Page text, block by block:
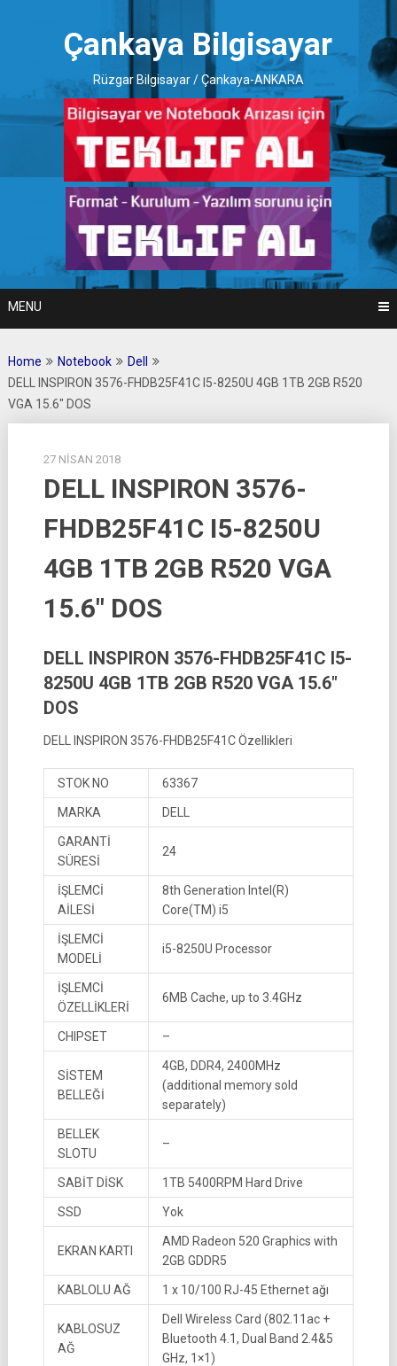
Çankaya Bilgisayar
Rüzgar Bilgisayar / Çankaya-ANKARA
MENU
Home Notebook
Dell
DELL INSPIRON 3576-FHDB25F41C I5-8250U 4GB 1TB 2GB R520
VGA 15.6″ DOS
27 NISAN 2018
DELL INSPIRON 3576-
FHDB25F41C I5-8250U
4GB 1TB 2GB R520 VGA
15.6″ DOS
DELL INSPIRON 3576-FHDB25F41C I5-
8250U 4GB 1TB 2GB R520 VGA 15.6″
DOS
DELL INSPIRON 3576-FHDB25F41C Özellikleri
STOK NO 63367
MARKA DELL
GARANTİ
SÜRESİ
24
İŞLEMCİ
AİLESİ
8th Generation Intel(R)
Core(TM) i5
İŞLEMCİ
MODELİ
i5-8250U Processor
İŞLEMCİ
ÖZELLİKLERİ
6MB Cache, up to 3.4GHz
CHIPSET –
SİSTEM
BELLEĞİ
4GB, DDR4, 2400MHz
(additional memory sold
separately)
BELLEK
SLOTU
–
SABİT DİSK 1TB 5400RPM Hard Drive
SSD Yok
EKRAN KARTI
AMD Radeon 520 Graphics with
2GB GDDR5
KABLOLU AĞ 1 x 10/100 RJ-45 Ethernet ağı
KABLOSUZ
AĞ
Dell Wireless Card (802.11ac +
Bluetooth 4.1, Dual Band 2.4&5
GHz, 1×1)